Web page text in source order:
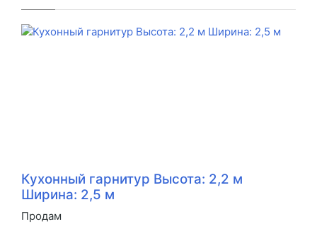
Кухонный гарнитур Высота: 2,2 м
Ширина: 2,5 м
Продам